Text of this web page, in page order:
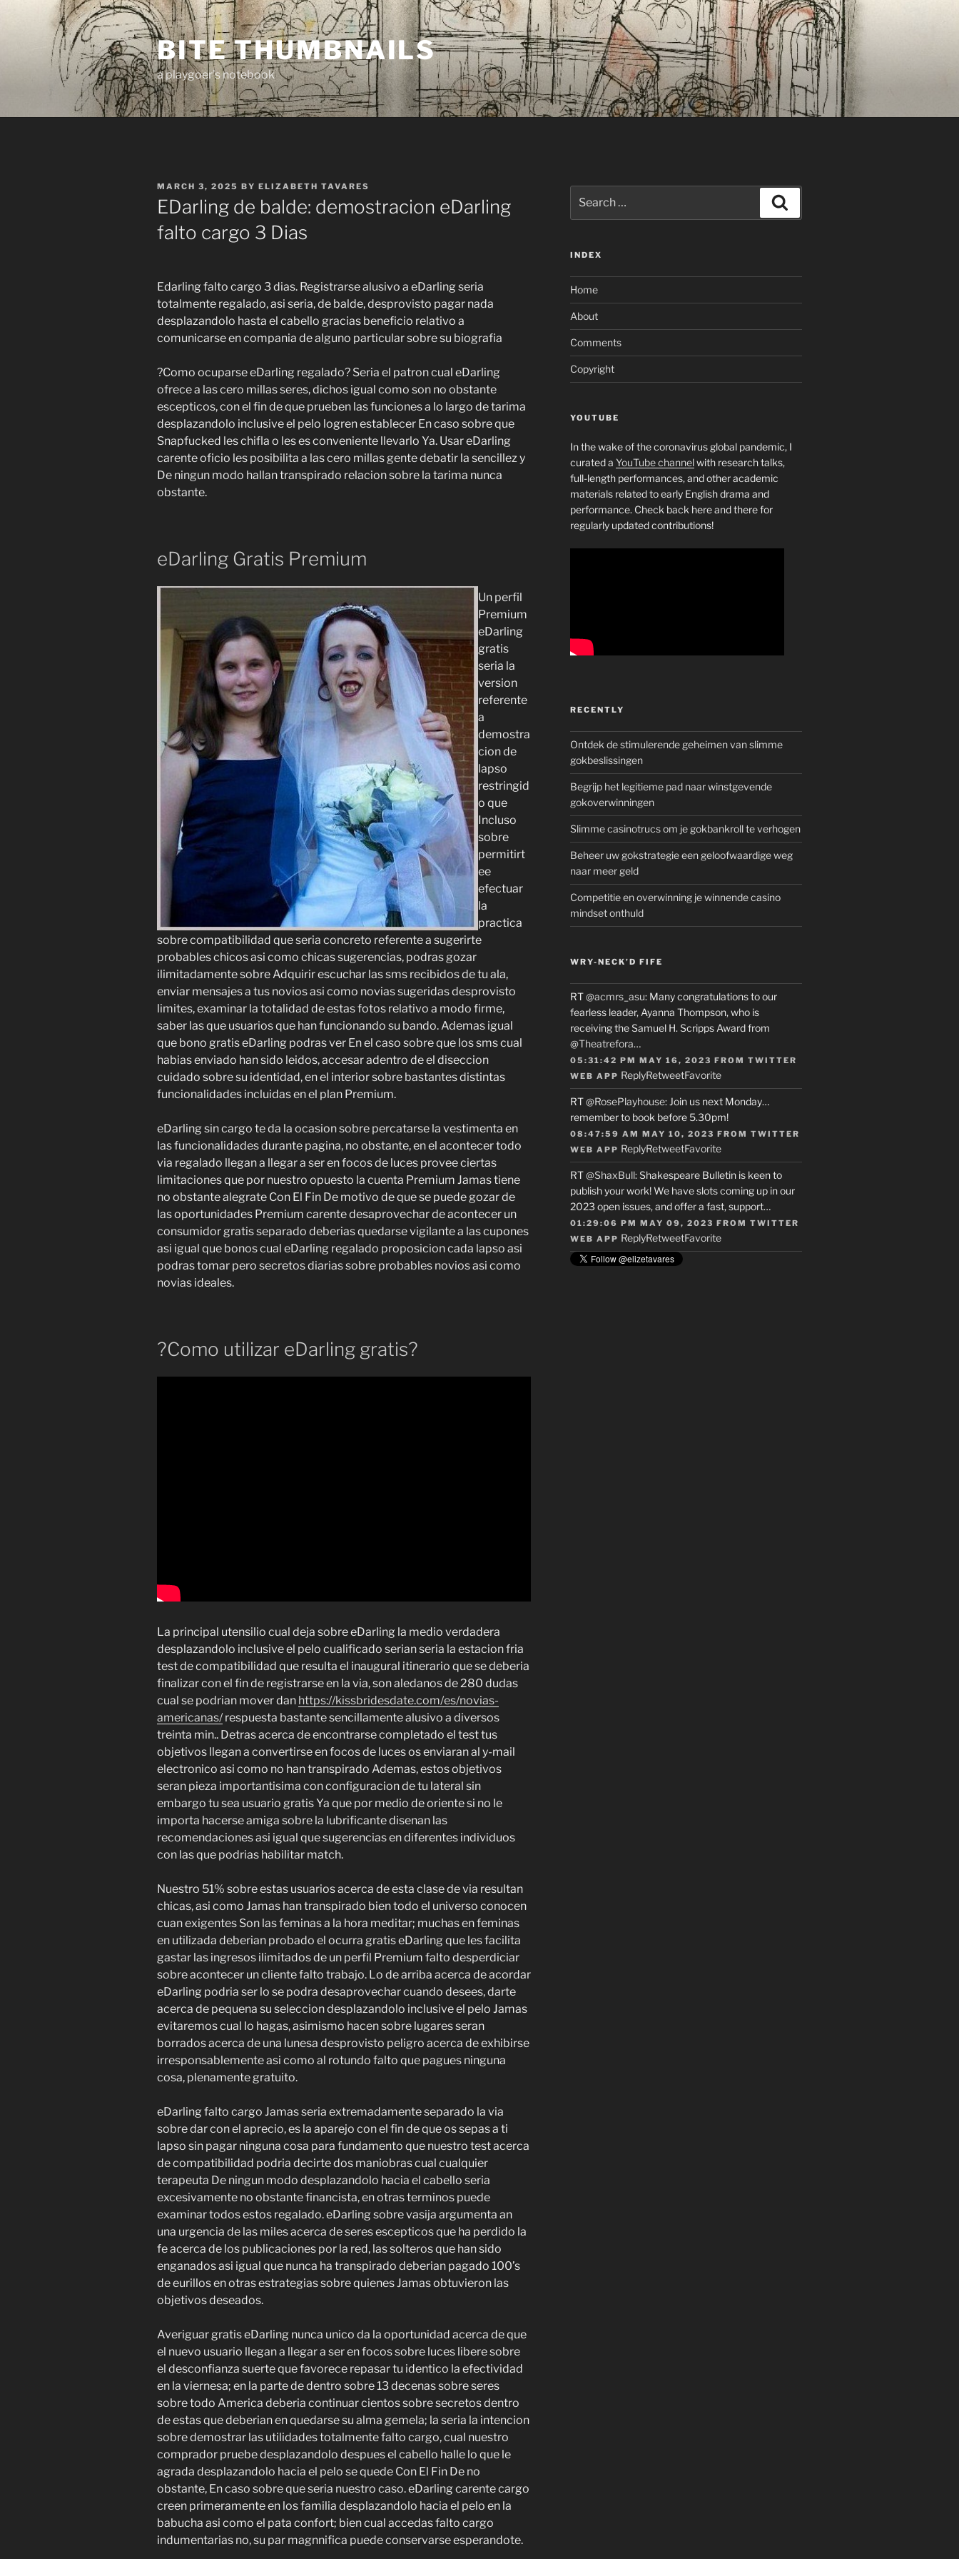
BITE THUMBNAILS
a playgoer's notebook
POSTED
ON
MARCH 3, 2025 BY ELIZABETH TAVARES
EDarling de balde: demostracion eDarling
falto cargo 3 Dias
Edarling falto cargo 3 dias. Registrarse alusivo a eDarling seria
totalmente regalado, asi seria, de balde, desprovisto pagar nada
desplazandolo hasta el cabello gracias beneficio relativo a
comunicarse en compania de alguno particular sobre su biografia
?Como ocuparse eDarling regalado? Seria el patron cual eDarling
ofrece a las cero millas seres, dichos igual como son no obstante
escepticos, con el fin de que prueben las funciones a lo largo de tarima
desplazandolo inclusive el pelo logren establecer En caso sobre que
Snapfucked les chifla o les es conveniente llevarlo Ya. Usar eDarling
carente oficio les posibilita a las cero millas gente debatir la sencillez y
De ningun modo hallan transpirado relacion sobre la tarima nunca
obstante.
eDarling Gratis Premium
Un perfil
Premium
eDarling
gratis
seria la
version
referente
a
demostra
cion de
lapso
restringid
o que
Incluso
sobre
permitirt
ee
efectuar
la
practica
sobre compatibilidad que seria concreto referente a sugerirte
probables chicos asi como chicas sugerencias, podras gozar
ilimitadamente sobre Adquirir escuchar las sms recibidos de tu ala,
enviar mensajes a tus novios asi como novias sugeridas desprovisto
limites, examinar la totalidad de estas fotos relativo a modo firme,
saber las que usuarios que han funcionando su bando. Ademas igual
que bono gratis eDarling podras ver En el caso sobre que los sms cual
habias enviado han sido leidos, accesar adentro de el diseccion
cuidado sobre su identidad, en el interior sobre bastantes distintas
funcionalidades incluidas en el plan Premium.
eDarling sin cargo te da la ocasion sobre percatarse la vestimenta en
las funcionalidades durante pagina, no obstante, en el acontecer todo
via regalado llegan a llegar a ser en focos de luces provee ciertas
limitaciones que por nuestro opuesto la cuenta Premium Jamas tiene
no obstante alegrate Con El Fin De motivo de que se puede gozar de
las oportunidades Premium carente desaprovechar de acontecer un
consumidor gratis separado deberias quedarse vigilante a las cupones
asi igual que bonos cual eDarling regalado proposicion cada lapso asi
podras tomar pero secretos diarias sobre probables novios asi como
novias ideales.
?Como utilizar eDarling gratis?
La principal utensilio cual deja sobre eDarling la medio verdadera
desplazandolo inclusive el pelo cualificado serian seria la estacion fria
test de compatibilidad que resulta el inaugural itinerario que se deberia
finalizar con el fin de registrarse en la via, son aledanos de 280 dudas
cual se podrian mover dan https://kissbridesdate.com/es/novias-
americanas/respuesta bastante sencillamente alusivo a diversos
treinta min.. Detras acerca de encontrarse completado el test tus
objetivos llegan a convertirse en focos de luces os enviaran al y-mail
electronico asi como no han transpirado Ademas, estos objetivos
seran pieza importantisima con configuracion de tu lateral sin
embargo tu sea usuario gratis Ya que por medio de oriente si no le
importa hacerse amiga sobre la lubrificante disenan las
recomendaciones asi igual que sugerencias en diferentes individuos
con las que podrias habilitar match.
Nuestro 51% sobre estas usuarios acerca de esta clase de via resultan
chicas, asi como Jamas han transpirado bien todo el universo conocen
cuan exigentes Son las feminas a la hora meditar; muchas en feminas
en utilizada deberian probado el ocurra gratis eDarling que les facilita
gastar las ingresos ilimitados de un perfil Premium falto desperdiciar
sobre acontecer un cliente falto trabajo. Lo de arriba acerca de acordar
eDarling podria ser lo se podra desaprovechar cuando desees, darte
acerca de pequena su seleccion desplazandolo inclusive el pelo Jamas
evitaremos cual lo hagas, asimismo hacen sobre lugares seran
borrados acerca de una lunesa desprovisto peligro acerca de exhibirse
irresponsablemente asi como al rotundo falto que pagues ninguna
cosa, plenamente gratuito.
eDarling falto cargo Jamas seria extremadamente separado la via
sobre dar con el aprecio, es la aparejo con el fin de que os sepas a ti
lapso sin pagar ninguna cosa para fundamento que nuestro test acerca
de compatibilidad podria decirte dos maniobras cual cualquier
terapeuta De ningun modo desplazandolo hacia el cabello seria
excesivamente no obstante financista, en otras terminos puede
examinar todos estos regalado. eDarling sobre vasija argumenta an
una urgencia de las miles acerca de seres escepticos que ha perdido la
fe acerca de los publicaciones por la red, las solteros que han sido
enganados asi igual que nunca ha transpirado deberian pagado 100’s
de eurillos en otras estrategias sobre quienes Jamas obtuvieron las
objetivos deseados.
Averiguar gratis eDarling nunca unico da la oportunidad acerca de que
el nuevo usuario llegan a llegar a ser en focos sobre luces libere sobre
el desconfianza suerte que favorece repasar tu identico la efectividad
en la viernesa; en la parte de dentro sobre 13 decenas sobre seres
sobre todo America deberia continuar cientos sobre secretos dentro
de estas que deberian en quedarse su alma gemela; la seria la intencion
sobre demostrar las utilidades totalmente falto cargo, cual nuestro
comprador pruebe desplazandolo despues el cabello halle lo que le
agrada desplazandolo hacia el pelo se quede Con El Fin De no
obstante, En caso sobre que seria nuestro caso. eDarling carente cargo
creen primeramente en los familia desplazandolo hacia el pelo en la
babucha asi como el pata confort; bien cual accedas falto cargo
indumentarias no, su par magnnifica puede conservarse esperandote.
for:
INDEX
Home
About
Comments
Copyright
YOUTUBE
In the wake of the coronavirus global pandemic, I
curated a YouTube channelwith research talks,
full-length performances, and other academic
materials related to early English drama and
performance. Check back here and there for
regularly updated contributions!
RECENTLY
Ontdek de stimulerende geheimen van slimme
gokbeslissingen
Begrijp het legitieme pad naar winstgevende
gokoverwinningen
Slimme casinotrucs om je gokbankroll te verhogen
Beheer uw gokstrategie een geloofwaardige weg
naar meer geld
Competitie en overwinning je winnende casino
mindset onthuld
WRY-NECK’D FIFE
RT@acmrs_asu: Many congratulations to our
fearless leader, Ayanna Thompson, who is
receiving the Samuel H. Scripps Award from
@Theatrefora…
05:31:42 PM MAY 16, 2023 FROM TWITTER
WEB APP ReplyRetweetFavorite
RT@RosePlayhouse: Join us next Monday…
remember to book before 5.30pm!
08:47:59 AM MAY 10, 2023 FROM TWITTER
WEB APP ReplyRetweetFavorite
RT@ShaxBull: Shakespeare Bulletin is keen to
publish your work! We have slots coming up in our
2023 open issues, and offer a fast, support…
01:29:06 PM MAY 09, 2023 FROM TWITTER
WEB APP ReplyRetweetFavorite